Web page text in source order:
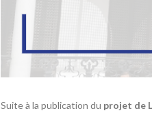
Suite à la publication du projet de